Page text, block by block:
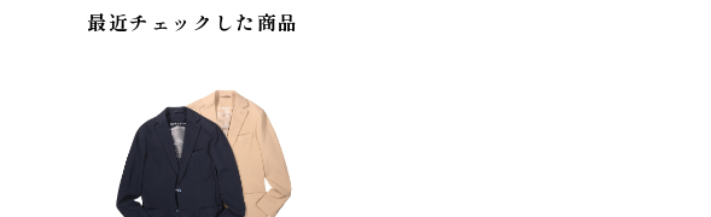
最近チェックした商品